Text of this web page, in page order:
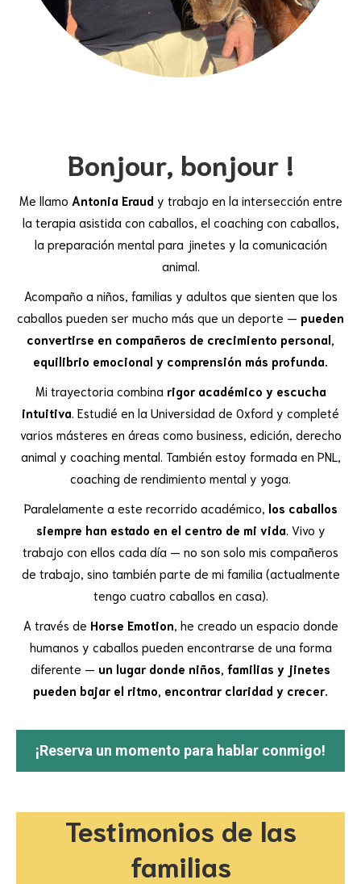
Bonjour, bonjour !
Me llamo Antonia Eraud y trabajo en la intersección entre
la terapia asistida con caballos, el coaching con caballos,
la preparación mental para jinetes y la comunicación
animal.
Acompaño a niños, familias y adultos que sienten que los
caballos pueden ser mucho más que un deporte — pueden
convertirse en compañeros de crecimiento personal,
equilibrio emocional y comprensión más profunda.
Mi trayectoria combina rigor académico y escucha
intuitiva . Estudié en la Universidad de Oxford y completé
varios másteres en áreas como business, edición, derecho
animal y coaching mental. También estoy formada en PNL,
coaching de rendimiento mental y yoga.
Paralelamente a este recorrido académico, los caballos
siempre han estado en el centro de mi vida . Vivo y
trabajo con ellos cada día — no son solo mis compañeros
de trabajo, sino también parte de mi familia (actualmente
tengo cuatro caballos en casa).
A través de Horse Emotion , he creado un espacio donde
humanos y caballos pueden encontrarse de una forma
diferente — un lugar donde niños, familias y jinetes
pueden bajar el ritmo, encontrar claridad y crecer.
¡Reserva un momento para hablar conmigo!
Testimonios de las
familias